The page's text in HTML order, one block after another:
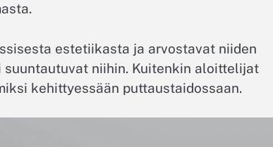
estetiikasta ja arvostavat niiden
niihin. Kuitenkin aloittelijat
kehittyessään puttaustaidossaan.